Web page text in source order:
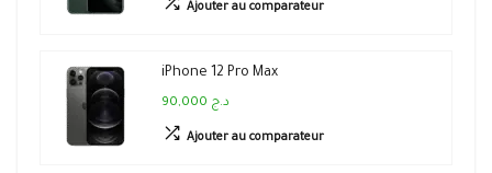
Ajouter au comparateur
iPhone 12 Pro Max
90,000 د.ج
Ajouter au comparateur